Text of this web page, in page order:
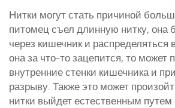
Нитки могут стать причиной
питомец съел длинную нитку, она
через кишечник и распределяться
она за что-то зацепится, то может
внутренние стенки кишечника и
разрыву. Также это может
нитки выйдет естественным путем